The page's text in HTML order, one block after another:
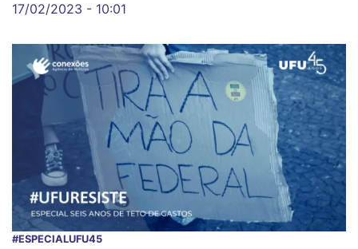
17/02/2023 - 10:01
#ESPECIALUFU45